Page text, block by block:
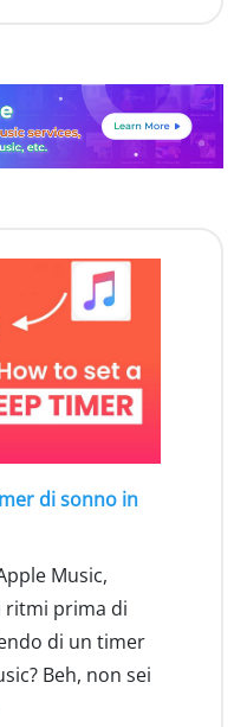
di sonno in
Music,
prima di
di un timer
Beh, non sei